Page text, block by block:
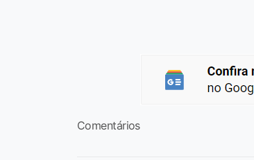
Comentários